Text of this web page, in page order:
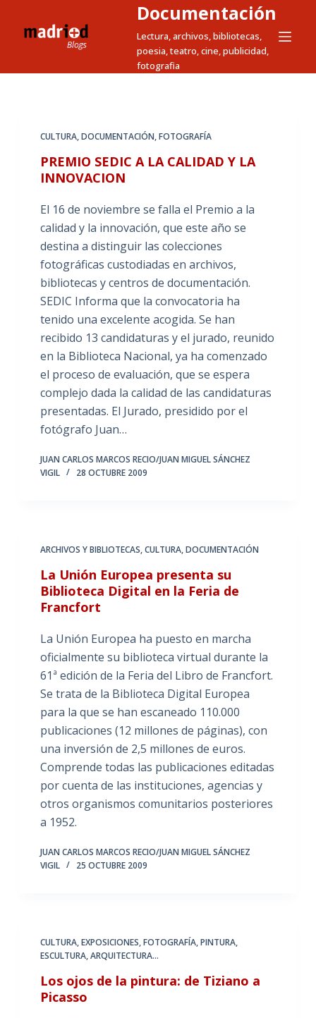
t
Documentación
Lectura, archivos, bibliotecas,
poesia, teatro, cine, publicidad,
fotografia
CULTURA,DOCUMENTACIÓN,FOTOGRAFÍA
PREMIO SEDIC A LA CALIDAD Y LA
INNOVACION
El 16 de noviembre se falla el Premio a la
calidad y la innovación, que este año se
destina a distinguir las colecciones
fotográficas custodiadas en archivos,
bibliotecas y centros de documentación.
SEDIC Informa que la convocatoria ha
tenido una excelente acogida. Se han
recibido 13 candidaturas y el jurado, reunido
en la Biblioteca Nacional, ya ha comenzado
el proceso de evaluación, que se espera
complejo dada la calidad de las candidaturas
presentadas. El Jurado, presidido por el
fotógrafo Juan…
JUAN CARLOS MARCOS RECIO/JUAN MIGUEL SÁNCHEZ
VIGIL
28 OCTUBRE 2009
ARCHIVOS Y BIBLIOTECAS,CULTURA,DOCUMENTACIÓN
La Unión Europea presenta su
Biblioteca Digital en la Feria de
Francfort
La Unión Europea ha puesto en marcha
oficialmente su biblioteca virtual durante la
61ª edición de la Feria del Libro de Francfort.
Se trata de la Biblioteca Digital Europea
para la que se han escaneado 110.000
publicaciones (12 millones de páginas), con
una inversión de 2,5 millones de euros.
Comprende todas las publicaciones editadas
por cuenta de las instituciones, agencias y
otros organismos comunitarios posteriores
a 1952.
JUAN CARLOS MARCOS RECIO/JUAN MIGUEL SÁNCHEZ
VIGIL
25 OCTUBRE 2009
CULTURA,EXPOSICIONES,FOTOGRAFÍA,PINTURA,
ESCULTURA, ARQUITECTURA...
Los ojos de la pintura: de Tiziano a
Picasso